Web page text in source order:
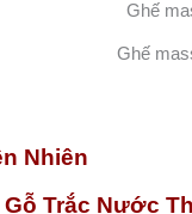
Ghế
Nhiên
Trắc Nước